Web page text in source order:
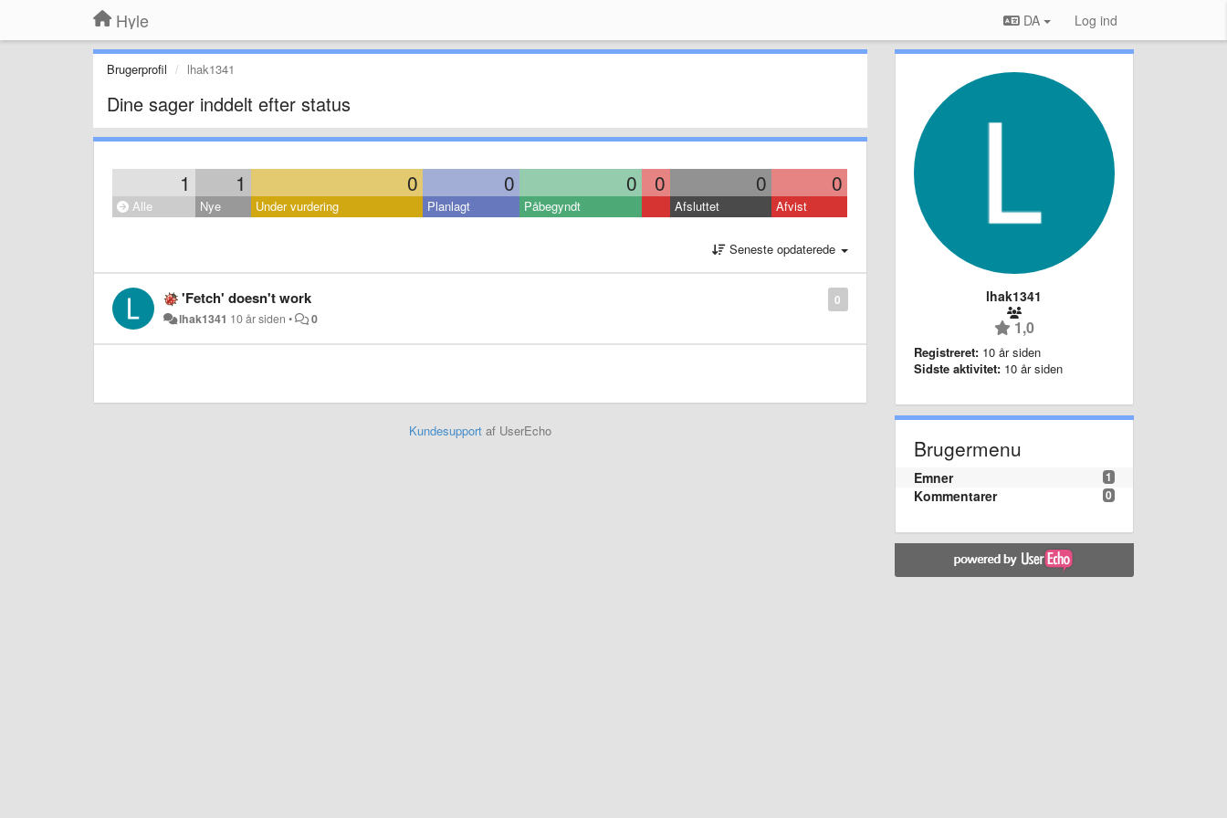
Hyle DA Log ind
Brugerprofil lhak1341
Dine sager inddelt efter status
1 1 0 0 0 0 0 0
Alle Nye Under vurdering Planlagt Påbegyndt Afsluttet Afvist
Seneste opdaterede
0
'Fetch' doesn't work
lhak1341 10 år siden • 0
Kundesupportaf UserEcho
lhak1341
1,0
Registreret: 10 år siden
Sidste aktivitet: 10 år siden
Brugermenu
1
Emner
0
Kommentarer